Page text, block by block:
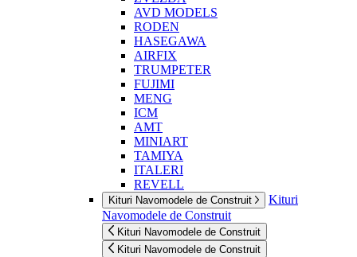
AVD MODELS
RODEN
HASEGAWA
AIRFIX
TRUMPETER
FUJIMI
MENG
ICM
AMT
MINIART
TAMIYA
ITALERI
REVELL
Kituri Navomodele de Construit
Kituri
Navomodele de Construit
Kituri Navomodele de Construit
Kituri Navomodele de Construit